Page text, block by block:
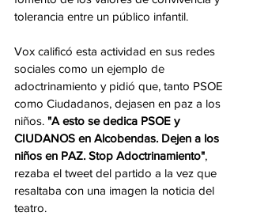
tolerancia entre un público infantil.
Vox calificó esta actividad en sus redes
sociales como un ejemplo de
adoctrinamiento y pidió que, tanto PSOE
como Ciudadanos, dejasen en paz a los
niños. "A esto se dedica PSOE y
CIUDANOS en Alcobendas. Dejen a los
niños en PAZ. Stop Adoctrinamiento",
rezaba el tweet del partido a la vez que
resaltaba con una imagen la noticia del
teatro.